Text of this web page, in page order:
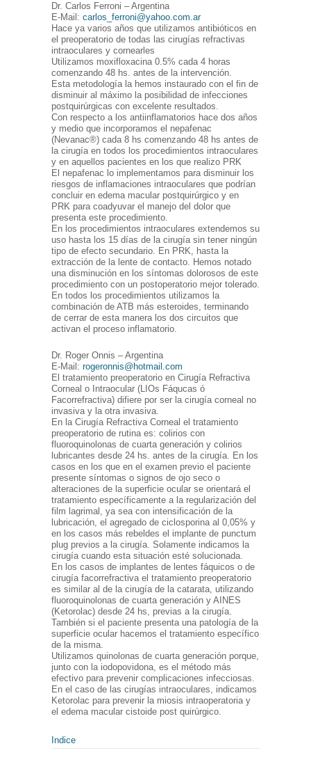
Dr. Carlos Ferroni – Argentina
E-Mail: carlos_ferroni@yahoo.com.ar
Hace ya varios años que utilizamos antibióticos en
el preoperatorio de todas las cirugías refractivas
intraoculares y cornearles
Utilizamos moxifloxacina 0.5% cada 4 horas
comenzando 48 hs. antes de la intervención.
Esta metodología la hemos instaurado con el fin de
disminuir al máximo la posibilidad de infecciones
postquirúrgicas con excelente resultados.
Con respecto a los antiinflamatorios hace dos años
y medio que incorporamos el nepafenac
(Nevanac®) cada 8 hs comenzando 48 hs antes de
la cirugía en todos los procedimientos intraoculares
y en aquellos pacientes en los que realizo PRK
El nepafenac lo implementamos para disminuir los
riesgos de inflamaciones intraoculares que podrían
concluir en edema macular postquirúrgico y en
PRK para coadyuvar el manejo del dolor que
presenta este procedimiento.
En los procedimientos intraoculares extendemos su
uso hasta los 15 días de la cirugía sin tener ningún
tipo de efecto secundario. En PRK, hasta la
extracción de la lente de contacto. Hemos notado
una disminución en los síntomas dolorosos de este
procedimiento con un postoperatorio mejor tolerado.
En todos los procedimientos utilizamos la
combinación de ATB más esteroides, terminando
de cerrar de esta manera los dos circuitos que
activan el proceso inflamatorio.
Dr. Roger Onnis – Argentina
E-Mail: rogeronnis@hotmail.com
El tratamiento preoperatorio en Cirugía Refractiva
Corneal o Intraocular (LIOs Fáqucas ó
Facorrefractiva) difiere por ser la cirugía corneal no
invasiva y la otra invasiva.
En la Cirugía Refractiva Corneal el tratamiento
preoperatorio de rutina es: colirios con
fluoroquinolonas de cuarta generación y colirios
lubricantes desde 24 hs. antes de la cirugía. En los
casos en los que en el examen previo el paciente
presente síntomas o signos de ojo seco o
alteraciones de la superficie ocular se orientará el
tratamiento específicamente a la regularización del
film lagrimal, ya sea con intensificación de la
lubricación, el agregado de ciclosporina al 0,05% y
en los casos más rebeldes el implante de punctum
plug previos a la cirugía. Solamente indicamos la
cirugía cuando esta situación esté solucionada.
En los casos de implantes de lentes fáquicos o de
cirugía facorrefractiva el tratamiento preoperatorio
es similar al de la cirugía de la catarata, utilizando
fluoroquinolonas de cuarta generación y AINES
(Ketorolac) desde 24 hs, previas a la cirugía.
También si el paciente presenta una patología de la
superficie ocular hacemos el tratamiento específico
de la misma.
Utilizamos quinolonas de cuarta generación porque,
junto con la iodopovidona, es el método más
efectivo para prevenir complicaciones infecciosas.
En el caso de las cirugías intraoculares, indicamos
Ketorolac para prevenir la miosis intraoperatoria y
el edema macular cistoide post quirúrgico.
Indice